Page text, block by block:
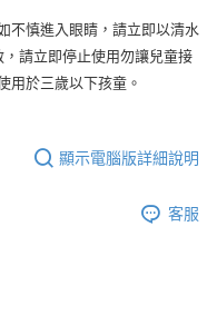
不慎進入眼睛，請立即以清水
請立即停止使用勿讓兒童接
用於三歲以下孩童。
顯示電腦版詳細說明
客服